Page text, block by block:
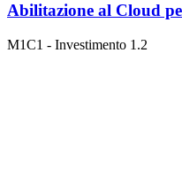
Abilitazione al Cloud
M1C1 - Investimento 1.2